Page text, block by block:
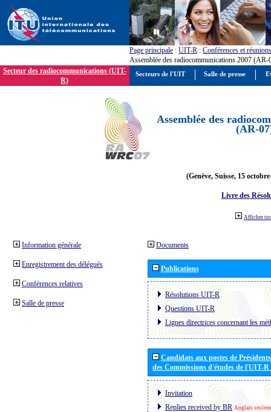
Page principale : UIT-R : Conférences et réunions
Assemblée des radiocommunications 2007 (AR-
Secteur des radiocommunications (UIT-
R)
Assemblée des
(AR-
(Genève, Suisse, 15
Livre des
Afficher
Information générale
Enregistrement des délégués
Conférences relatives
Salle de presse
Documents
Publications
Résolutions UIT-R
Questions UIT-R
Lignes directrices concernant les
Candidats aux postes de
des Commissions d'études de l'UIT-
Invitation
Replies received by BR Anglais
Secteurs de l'UIT Salle de presse